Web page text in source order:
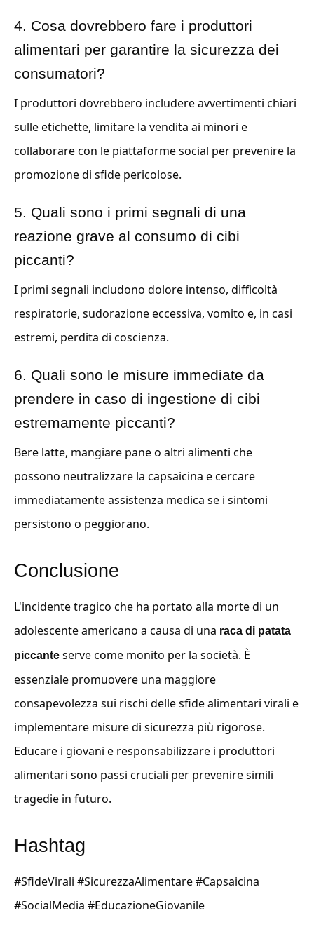
4. Cosa dovrebbero fare i produttori
alimentari per garantire la sicurezza dei
consumatori?
I produttori dovrebbero includere avvertimenti chiari
sulle etichette, limitare la vendita ai minori e
collaborare con le piattaforme social per prevenire la
promozione di sfide pericolose.
5. Quali sono i primi segnali di una
reazione grave al consumo di cibi
piccanti?
I primi segnali includono dolore intenso, difficoltà
respiratorie, sudorazione eccessiva, vomito e, in casi
estremi, perdita di coscienza.
6. Quali sono le misure immediate da
prendere in caso di ingestione di cibi
estremamente piccanti?
Bere latte, mangiare pane o altri alimenti che
possono neutralizzare la capsaicina e cercare
immediatamente assistenza medica se i sintomi
persistono o peggiorano.
Conclusione
L'incidente tragico che ha portato alla morte di un
adolescente americano a causa di una raca di patata
piccante serve come monito per la società. È
essenziale promuovere una maggiore
consapevolezza sui rischi delle sfide alimentari virali e
implementare misure di sicurezza più rigorose.
Educare i giovani e responsabilizzare i produttori
alimentari sono passi cruciali per prevenire simili
tragedie in futuro.
Hashtag
#SfideVirali #SicurezzaAlimentare #Capsaicina
#SocialMedia #EducazioneGiovanile